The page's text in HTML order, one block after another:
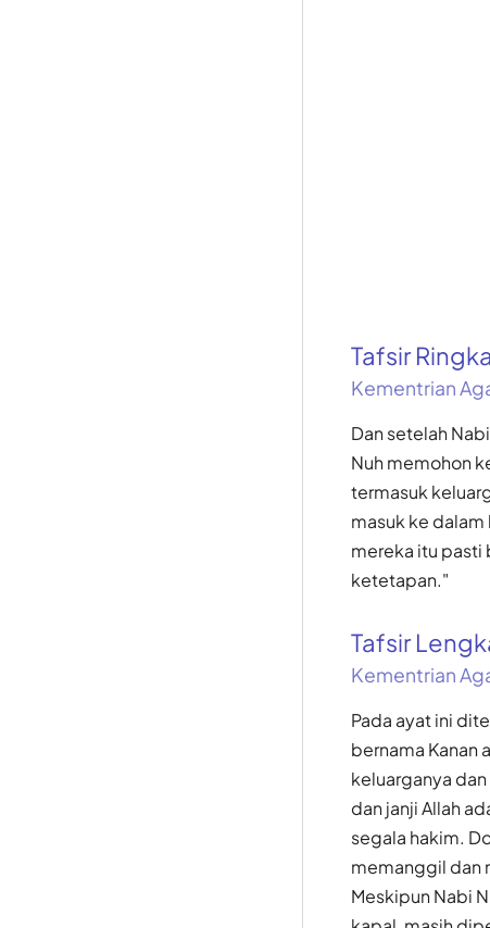
Tafsir
Kementrian
Dan setelah
Nuh memohon
termasuk
masuk ke
mereka itu pasti
ketetapan."
Tafsir
Kementrian
Pada ayat ini
bernama Kanan
keluarganya
dan janji Allah
segala hakim.
memanggil dan
Meskipun Nabi